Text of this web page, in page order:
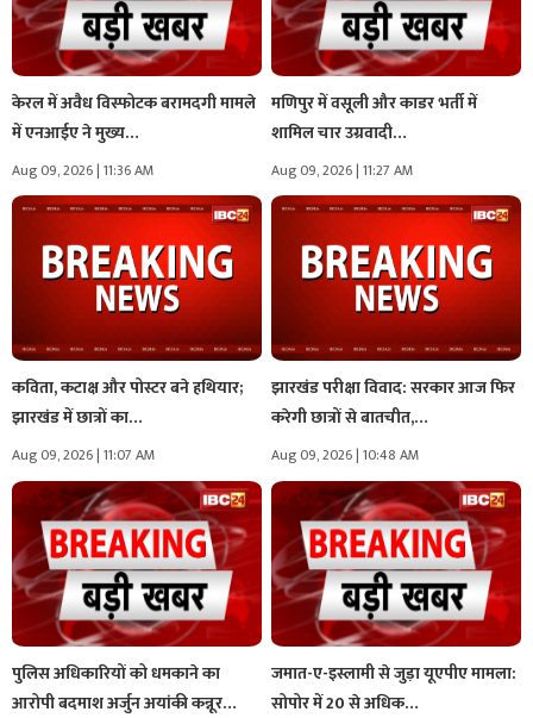
केरल में अवैध विस्फोटक बरामदगी मामले
में एनआईए ने मुख्य…
Aug 09, 2026 | 11:36 AM
मणिपुर में वसूली और काडर भर्ती में
शामिल चार उग्रवादी…
Aug 09, 2026 | 11:27 AM
कविता, कटाक्ष और पोस्टर बने हथियार;
झारखंड में छात्रों का…
Aug 09, 2026 | 11:07 AM
झारखंड परीक्षा विवाद: सरकार आज फिर
करेगी छात्रों से बातचीत,…
Aug 09, 2026 | 10:48 AM
पुलिस अधिकारियों को धमकाने का
आरोपी बदमाश अर्जुन अयांकी कन्नूर…
जमात-ए-इस्लामी से जुड़ा यूएपीए मामला:
सोपोर में 20 से अधिक…